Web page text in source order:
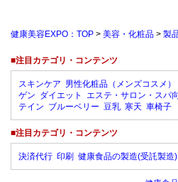
健康美容EXPO：TOP > 美容・化粧品 > 製
■注目カテゴリ・コンテンツ
スキンケア 男性化粧品（メンズコスメ）
ゲン ダイエット エステ・サロン・スパ
テイン ブルーベリー 豆乳 寒天 車椅子
■注目カテゴリ・コンテンツ
決済代行 印刷 健康食品の製造(受託製造)